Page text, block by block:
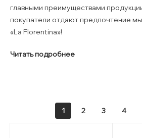
главными преимуществами
покупатели отдают предпочтение
«La Florentina»!
Читать подробнее
1 2 3 4